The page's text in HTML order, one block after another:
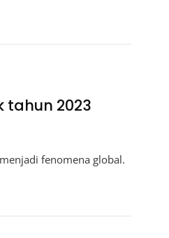
tahun 2023
fenomena global.